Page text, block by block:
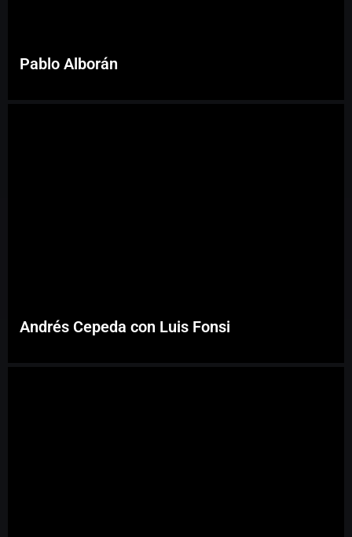
Pablo Alborán
Andrés Cepeda con Luis Fonsi